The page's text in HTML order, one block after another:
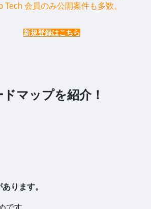
Tech 会員のみ公開案件も多数。
新規登録はこちら
マップを紹介！
ります。
です。